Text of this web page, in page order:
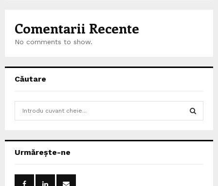
Comentarii Recente
No comments to show.
Căutare
h
Urmărește-ne